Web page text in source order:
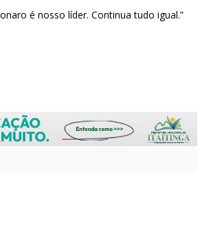
é nosso líder. Continua tudo igual.”